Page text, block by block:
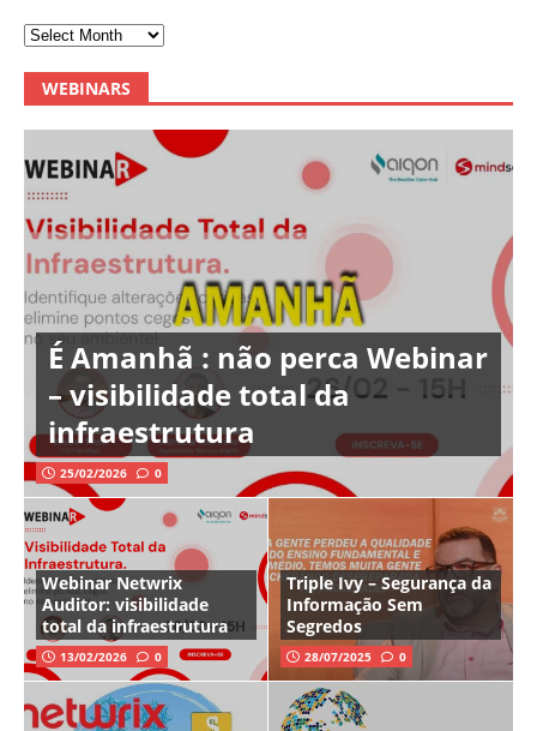
WEBINARS
É Amanhã : não perca Webinar
– visibilidade total da
infraestrutura
25/02/2026 0
Webinar Netwrix
Auditor: visibilidade
total da infraestrutura
13/02/2026 0
Triple Ivy – Segurança da
Informação Sem
Segredos
28/07/2025 0